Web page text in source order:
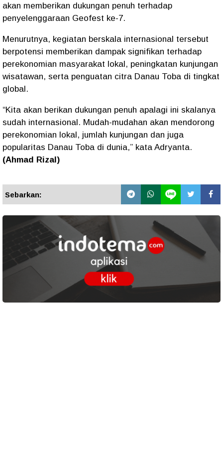
akan memberikan dukungan penuh terhadap
penyelenggaraan Geofest ke-7.
Menurutnya, kegiatan berskala internasional tersebut
berpotensi memberikan dampak signifikan terhadap
perekonomian masyarakat lokal, peningkatan kunjungan
wisatawan, serta penguatan citra Danau Toba di tingkat
global.
“Kita akan berikan dukungan penuh apalagi ini skalanya
sudah internasional. Mudah-mudahan akan mendorong
perekonomian lokal, jumlah kunjungan dan juga
popularitas Danau Toba di dunia,” kata Adryanta.
(Ahmad Rizal)
Sebarkan: